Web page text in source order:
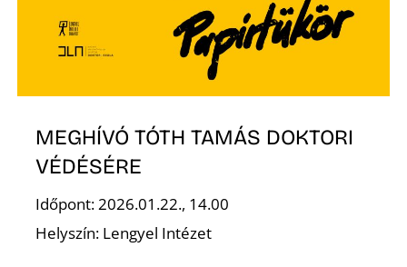
MEGHÍVÓ TÓTH TAMÁS DOKTORI
VÉDÉSÉRE
Időpont: 2026.01.22., 14.00
Helyszín: Lengyel Intézet